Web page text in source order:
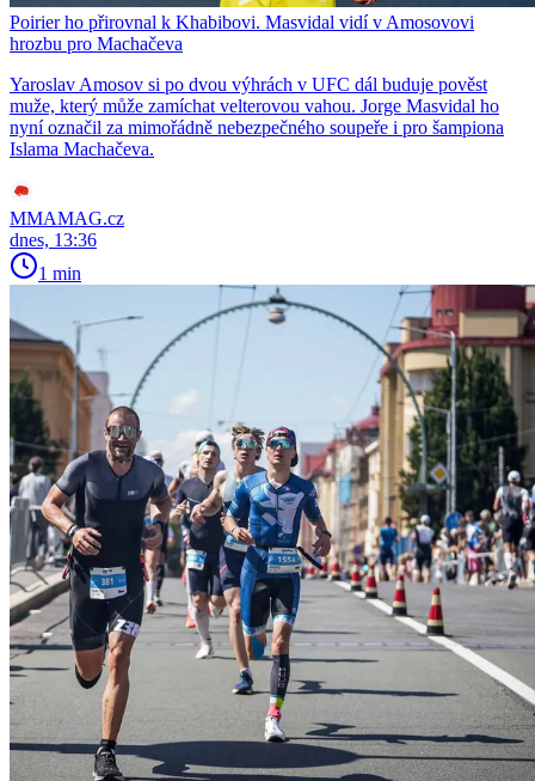
Poirier ho přirovnal k Khabibovi. Masvidal vidí v Amosovovi
hrozbu pro Machačeva
Yaroslav Amosov si po dvou výhrách v UFC dál buduje pověst
muže, který může zamíchat velterovou vahou. Jorge Masvidal ho
nyní označil za mimořádně nebezpečného soupeře i pro šampiona
Islama Machačeva.
MMAMAG.cz
dnes, 13:36
1 min